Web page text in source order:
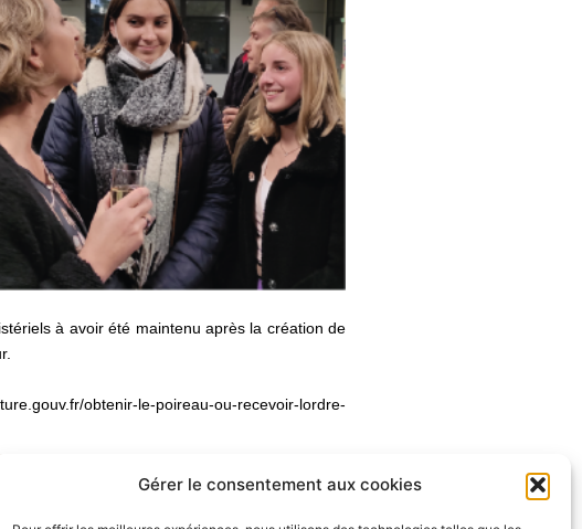
Gérer le consentement aux cookies
à avoir été maintenu après la création de
obtenir-le-poireau-ou-recevoir-lordre-